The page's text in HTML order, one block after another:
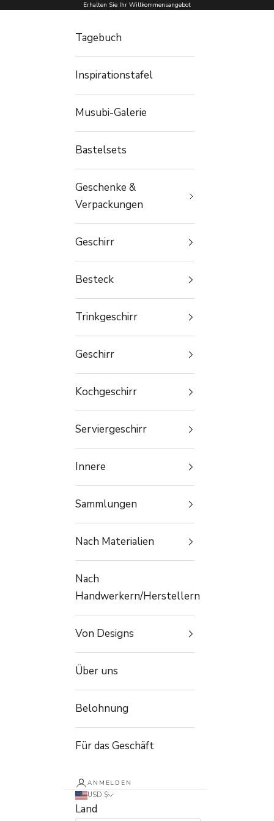
Zum Inhalt springenErhalten Sie Ihr Willkommensangebot
Tagebuch
Inspirationstafel
Musubi-Galerie
Bastelsets
Geschenke &
Verpackungen
Geschirr
Besteck
Trinkgeschirr
Geschirr
Kochgeschirr
Serviergeschirr
Innere
Sammlungen
Nach Materialien
Nach
Handwerkern/Herstellern
Von Designs
Über uns
Belohnung
Für das Geschäft
ANMELDEN
USD $
Land